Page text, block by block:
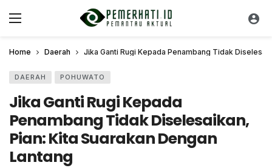
Home Daerah Jika Ganti Rugi Kepada Penambang Tidak
DAERAH POHUWATO
Jika Ganti Rugi Kepada
Penambang Tidak Diselesaikan,
Pian: Kita Suarakan Dengan
Lantang